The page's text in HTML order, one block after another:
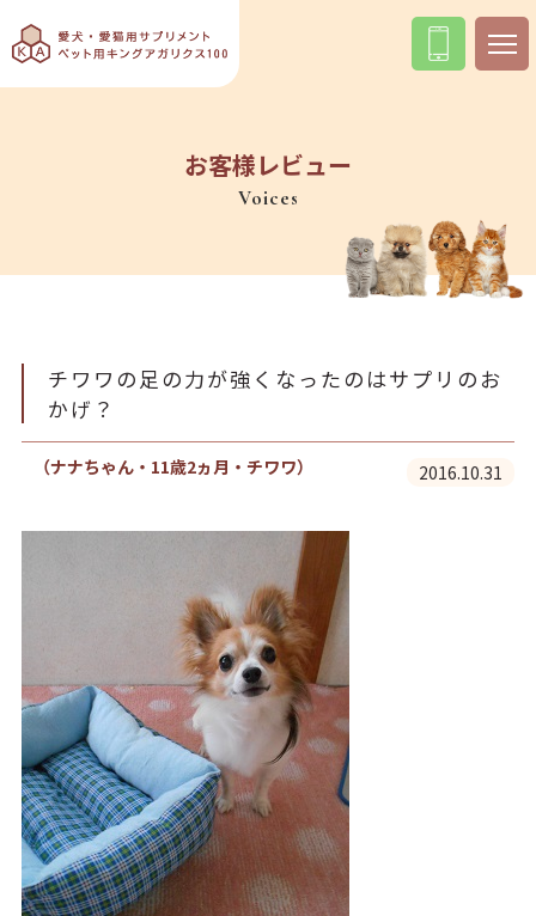
お客様レビュー
Voices
チワワの足の力が強くなったのはサプリのお
かげ？
（ナナちゃん・11歳2ヵ月・チワワ） 2016.10.31